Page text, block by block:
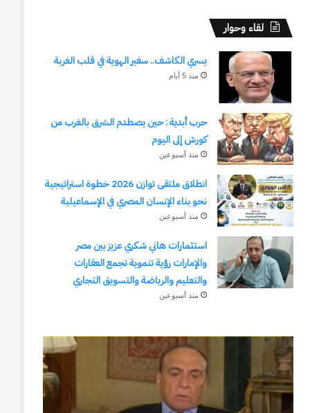
لقاء وحوار
يسري الكاشف.. سفير الهوية في قلب الغربة
منذ 5 أيام
حرب أبدية : حين يصطدم الشرق بالغرب من
كورش إلى اليوم
منذ أسبوعين
انطلاق ملتقى توازن 2026 خطوة استراتيجية
نحو بناء الإنسان المصري في الإسماعيلية
منذ أسبوعين
استثمارات هاني شكري عزيز بين مصر
والإمارات رؤية تنموية تجمع العقارات
والتعليم والرياضة والتسويق التجاري
منذ أسبوعين